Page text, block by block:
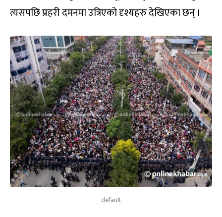
त्यसपछि प्रहरी दमनमा उत्रिएको दृश्यहरु देखिएका छन् ।
default